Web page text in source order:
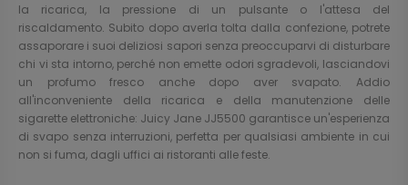
la ricarica, la pressione di un pulsante o l'attesa del
riscaldamento. Subito dopo averla tolta dalla confezione, potrete
assaporare i suoi deliziosi sapori senza preoccuparvi di disturbare
chi vi sta intorno, perché non emette odori sgradevoli, lasciandovi
un profumo fresco anche dopo aver svapato. Addio
all'inconveniente della ricarica e della manutenzione delle
sigarette elettroniche: Juicy Jane JJ5500 garantisce un'esperienza
di svapo senza interruzioni, perfetta per qualsiasi ambiente in cui
non si fuma, dagli uffici ai ristoranti alle feste.